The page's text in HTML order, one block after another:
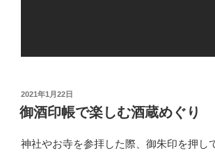
投
稿
日:
2021年1月22日
御酒印帳で楽しむ酒蔵めぐり
神社やお寺を参拝した際、御朱印を押し